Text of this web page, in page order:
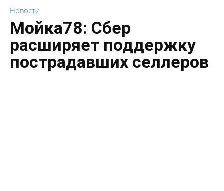
Новости
Мойка78: Сбер
расширяет поддержку
пострадавших селлеров